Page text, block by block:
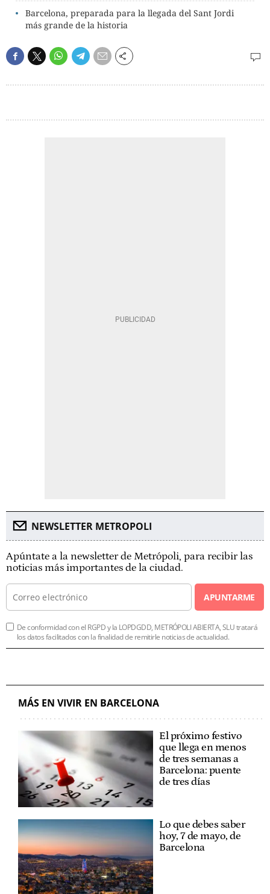
Barcelona, preparada para la llegada del Sant Jordi
más grande de la historia
NEWSLETTER METROPOLI
Apúntate a la newsletter de Metrópoli, para recibir las
noticias más importantes de la ciudad.
APUNTARME
De conformidad con el RGPD y la LOPDGDD, METRÓPOLI ABIERTA, SLU tratará
los datos facilitados con la finalidad de remitirle noticias de actualidad.
MÁS EN VIVIR EN BARCELONA
El próximo festivo
que llega en menos
de tres semanas a
Barcelona: puente
de tres días
Lo que debes saber
hoy, 7 de mayo, de
Barcelona